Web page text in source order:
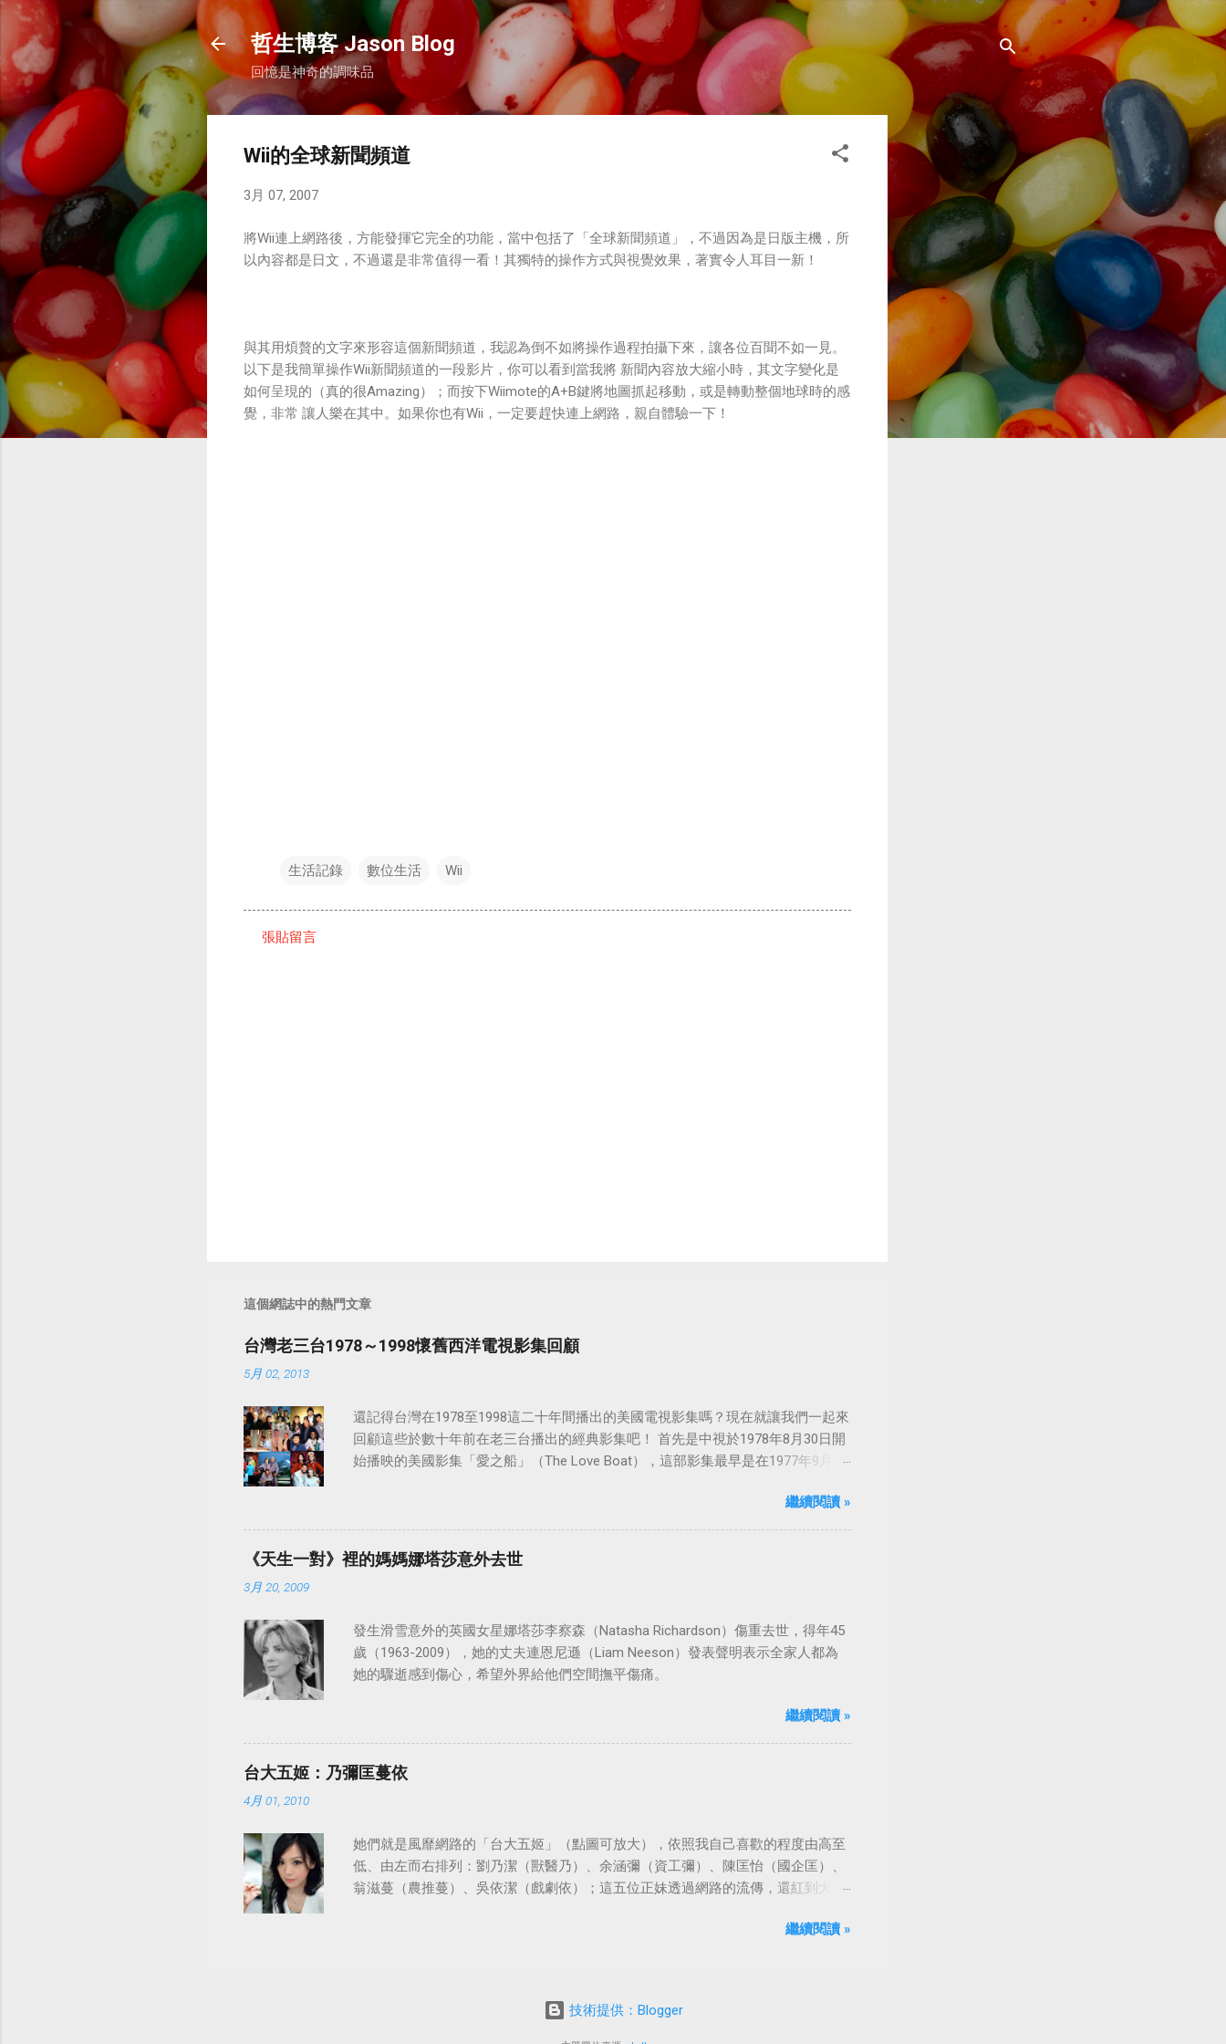
跳到主要內容
哲生博客 Jason Blog
回憶是神奇的調味品
Wii的全球新聞頻道
3月 07, 2007
將Wii連上網路後，方能發揮它完全的功能，當中包括了「全球新聞頻道」，不過因為是日版主機，所
以內容都是日文，不過還是非常值得一看！其獨特的操作方式與視覺效果，著實令人耳目一新！
與其用煩贅的文字來形容這個新聞頻道，我認為倒不如將操作過程拍攝下來，讓各位百聞不如一見。
以下是我簡單操作Wii新聞頻道的一段影片，你可以看到當我將 新聞內容放大縮小時，其文字變化是
如何呈現的（真的很Amazing）；而按下Wiimote的A+B鍵將地圖抓起移動，或是轉動整個地球時的感
覺，非常 讓人樂在其中。如果你也有Wii，一定要趕快連上網路，親自體驗一下！
生活記錄 數位生活 Wii
張貼留言
這個網誌中的熱門文章
台灣老三台1978～1998懷舊西洋電視影集回顧
5月 02, 2013
還記得台灣在1978至1998這二十年間播出的美國電視影集嗎？現在就讓我們一起來
回顧這些於數十年前在老三台播出的經典影集吧！ 首先是中視於1978年8月30日開
始播映的美國影集「愛之船」（The Love Boat），這部影集最早是在1977年9月24
繼續閱讀 »
《天生一對》裡的媽媽娜塔莎意外去世
3月 20, 2009
發生滑雪意外的英國女星娜塔莎李察森（Natasha Richardson）傷重去世，得年45
歲（1963-2009），她的丈夫連恩尼遜（Liam Neeson）發表聲明表示全家人都為
她的驟逝感到傷心，希望外界給他們空間撫平傷痛。
繼續閱讀 »
台大五姬：乃彌匡蔓依
4月 01, 2010
她們就是風靡網路的「台大五姬」（點圖可放大），依照我自己喜歡的程度由高至
低、由左而右排列：劉乃潔（獸醫乃）、余涵彌（資工彌）、陳匡怡（國企匡）、
翁滋蔓（農推蔓）、吳依潔（戲劇依）；這五位正妹透過網路的流傳，還紅到大
繼續閱讀 »
技術提供：Blogger